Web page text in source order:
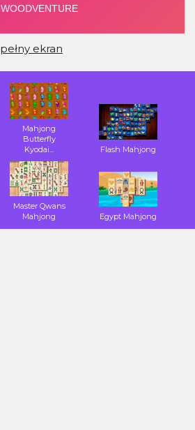
pełny ekran
Mahjong
Butterfly
Kyodai...
Flash Mahjong
Master Qwans
Mahjong
Egypt Mahjong